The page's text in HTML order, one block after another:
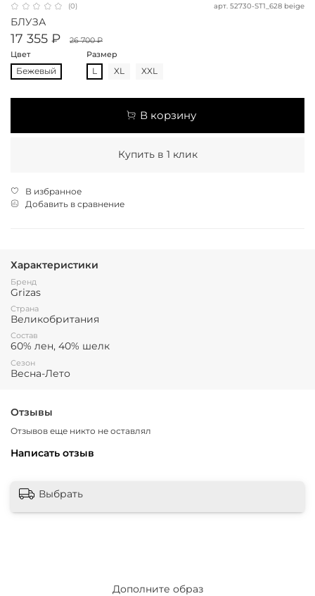
(0) арт. 52730-ST1_628 beige
БЛУЗА
17 355 ₽
26 700 ₽
Цвет
Бежевый
Размер
L XL XXL
В корзину
Купить в 1 клик
В избранное
Добавить в сравнение
Характеристики
Бренд
Grizas
Страна
Великобритания
Состав
60% лен, 40% шелк
Сезон
Весна-Лето
Отзывы
Отзывов еще никто не оставлял
Написать отзыв
Выбрать
Дополните образ